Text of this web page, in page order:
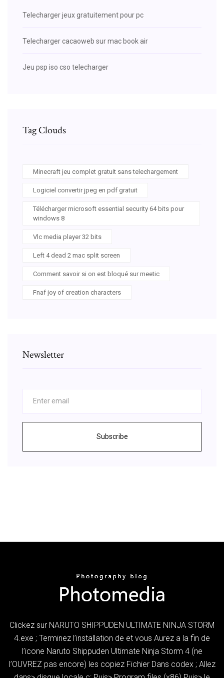
Telecharger jeux gratuitement pour pc
Telecharger cacaoweb sur mac book air
Jeu psp iso cso telecharger
Tag Clouds
Minecraft jeu complet gratuit sans telechargement
Logiciel convertir jpeg en pdf gratuit
Télécharger microsoft essential security 64 bits pour
windows 8
Vlc media player 32 bits
Left 4 dead 2 mac split screen
Comment savoir si on est bloqué sur meetic
Fnaf joy of creation characters
Newsletter
Subscribe
Clickez sur NARUTO SHIPPUDEN ULTIMATE NINJA STORM
4.exe ; Terminez l’installation de et vous Aurez a la fin de
l’icone Naruto Shippuden Ultimate Ninja Storm 4 (ne
l’OUVREZ pas encore) les copiez Fichier Dans codex ; Allez